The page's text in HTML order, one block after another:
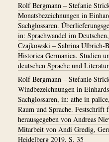
Rolf Bergmann – Stefanie
Monatsbezeichnungen in
Sachglossaren.
in: Sprachwandel im
Czajkowski – Sabrina Ulbrich-
Historica Germanica. Studien
deutschen Sprache und
Rolf Bergmann – Stefanie
Windbezeichnungen in
Sachglossaren, in: athe in
Raum und Sprache.
herausgegeben von Andreas
Mitarbeit von Andi Gredig,
Heidelberg 2019, S. 35